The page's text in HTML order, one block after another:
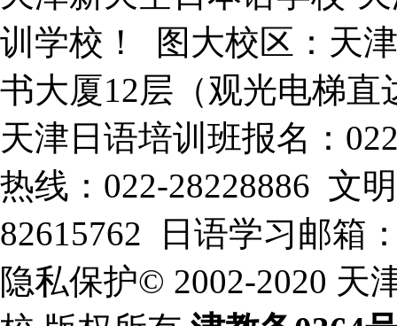
训学校！ 图大校区：天
书大厦12层（观光电梯直
天津日语培训班报名：
热线：022-28228886 文
82615762 日语学习邮箱
隐私保护© 2002-2020 天